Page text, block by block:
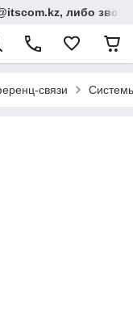
либо
связи